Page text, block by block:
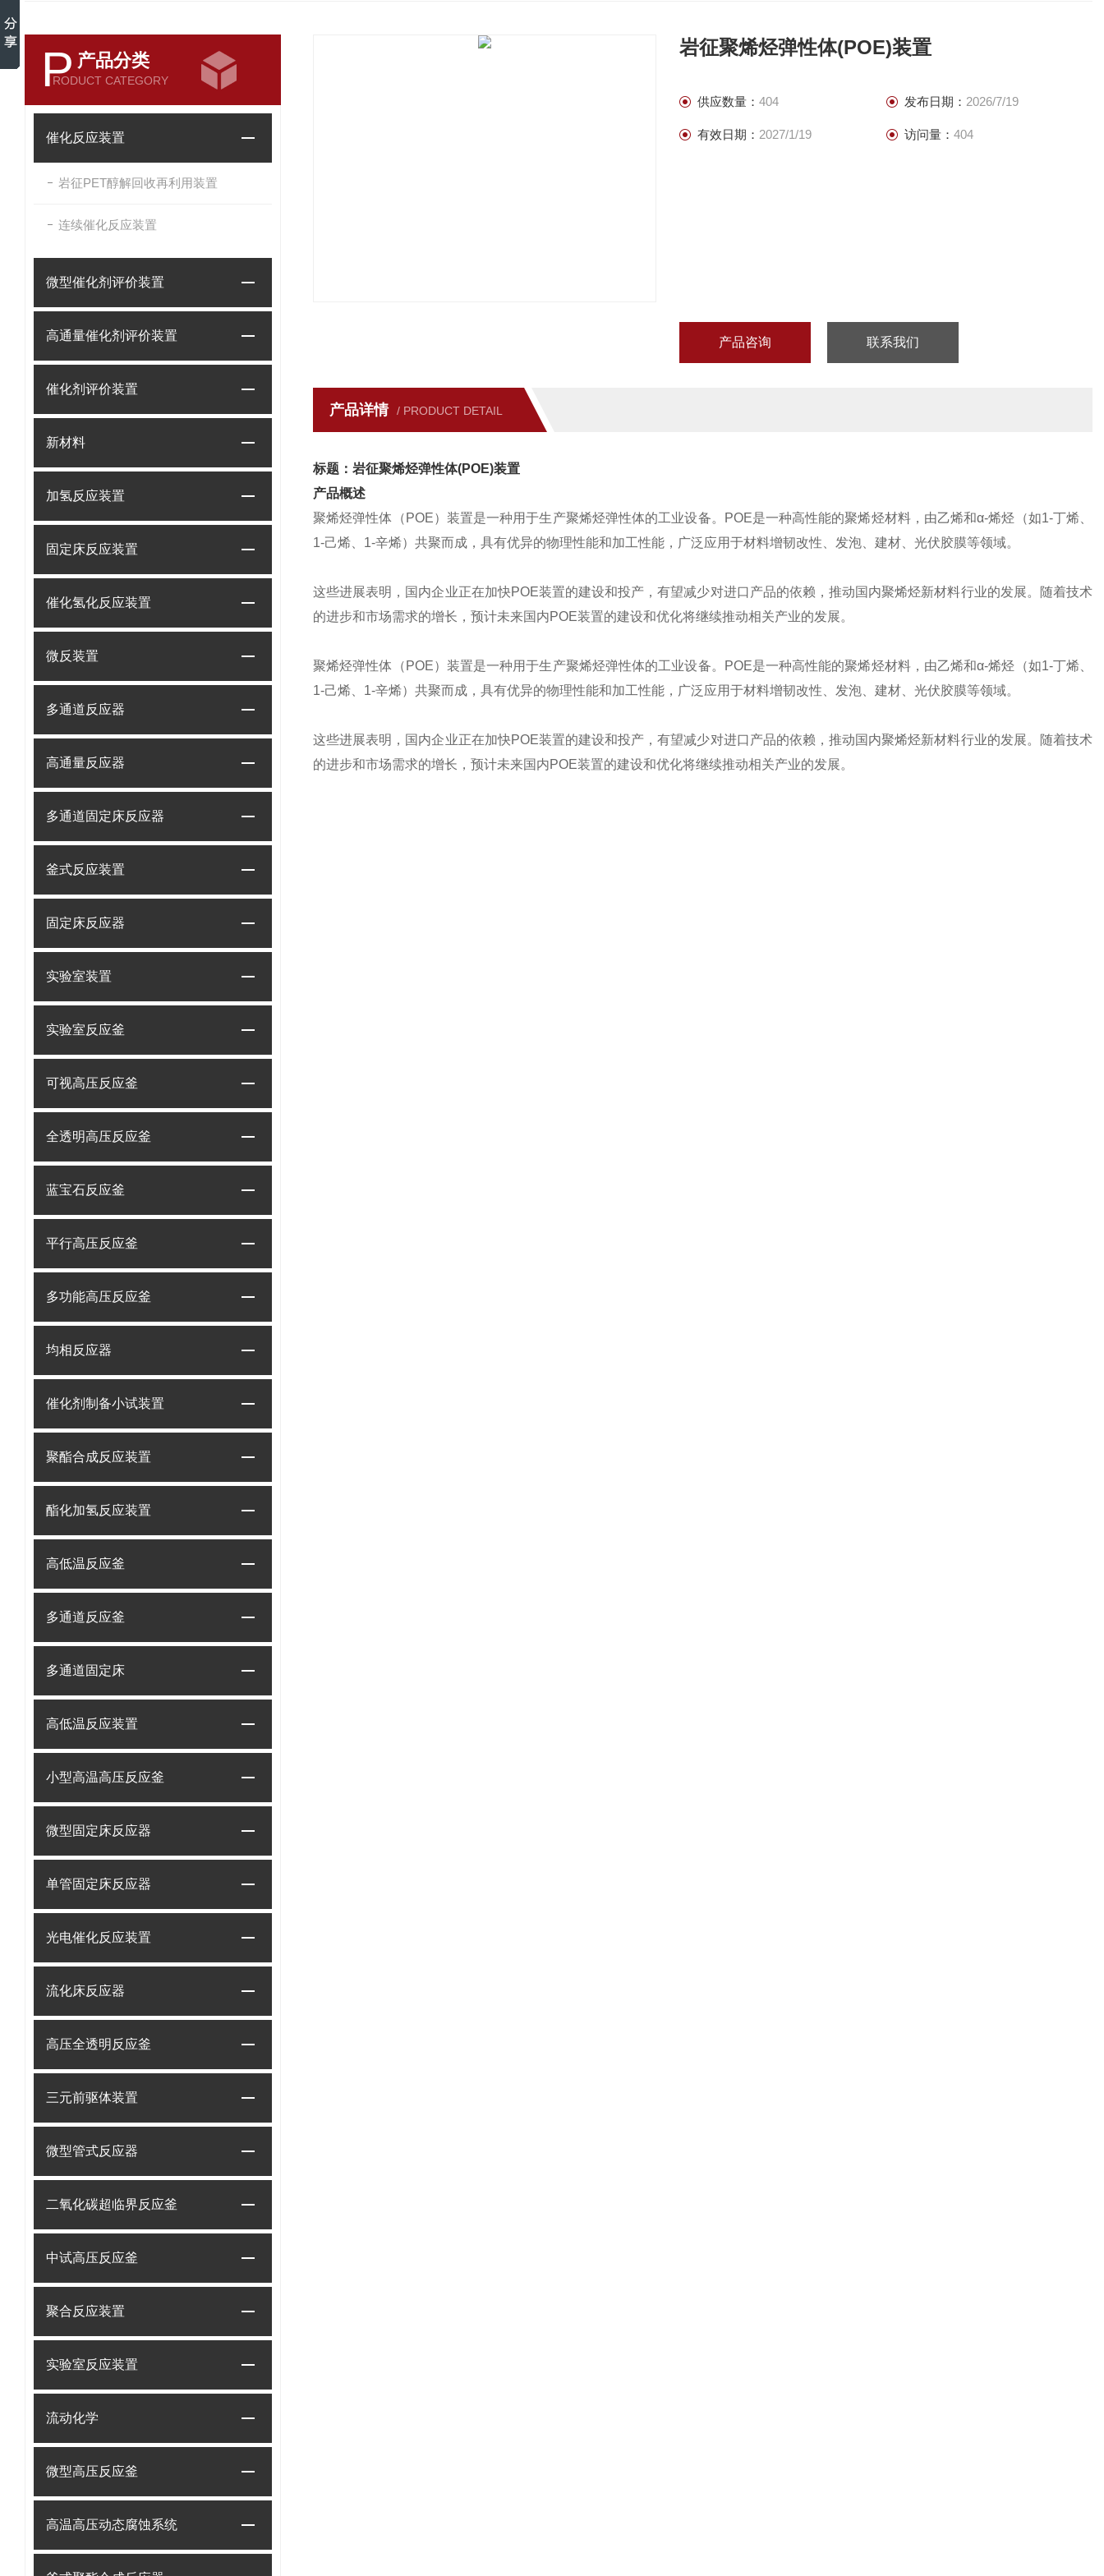
P 产品分类
RODUCT CATEGORY
催化反应装置
岩征PET醇解回收再利用装置
连续催化反应装置
微型催化剂评价装置
高通量催化剂评价装置
催化剂评价装置
新材料
加氢反应装置
固定床反应装置
催化氢化反应装置
微反装置
多通道反应器
高通量反应器
多通道固定床反应器
釜式反应装置
固定床反应器
实验室装置
实验室反应釜
可视高压反应釜
全透明高压反应釜
蓝宝石反应釜
平行高压反应釜
多功能高压反应釜
均相反应器
催化剂制备小试装置
聚酯合成反应装置
酯化加氢反应装置
高低温反应釜
多通道反应釜
多通道固定床
高低温反应装置
小型高温高压反应釜
微型固定床反应器
单管固定床反应器
光电催化反应装置
流化床反应器
高压全透明反应釜
三元前驱体装置
微型管式反应器
二氧化碳超临界反应釜
中试高压反应釜
聚合反应装置
实验室反应装置
流动化学
微型高压反应釜
高温高压动态腐蚀系统
岩征聚烯烃弹性体(POE)装置
供应数量：404 发布日期： 2026/7/19
有效日期： 2027/1/19 访问量： 404
产品咨询 联系我们
产品详情 / PRODUCT DETAIL
标题：岩征聚烯烃弹性体(POE)装置
产品概述
聚烯烃弹性体（POE）装置是一种用于生产聚烯烃弹性体的工业设备。POE是一种高性能的聚烯烃材料，由乙烯和α-烯烃（如1-丁烯、
1-己烯、1-辛烯）共聚而成，具有优异的物理性能和加工性能，广泛应用于材料增韧改性、发泡、建材、光伏胶膜等领域。
这些进展表明，国内企业正在加快POE装置的建设和投产，有望减少对进口产品的依赖，推动国内聚烯烃新材料行业的发展。随着技术
的进步和市场需求的增长，预计未来国内POE装置的建设和优化将继续推动相关产业的发展。
聚烯烃弹性体（POE）装置是一种用于生产聚烯烃弹性体的工业设备。POE是一种高性能的聚烯烃材料，由乙烯和α-烯烃（如1-丁烯、
1-己烯、1-辛烯）共聚而成，具有优异的物理性能和加工性能，广泛应用于材料增韧改性、发泡、建材、光伏胶膜等领域。
这些进展表明，国内企业正在加快POE装置的建设和投产，有望减少对进口产品的依赖，推动国内聚烯烃新材料行业的发展。随着技术
的进步和市场需求的增长，预计未来国内POE装置的建设和优化将继续推动相关产业的发展。